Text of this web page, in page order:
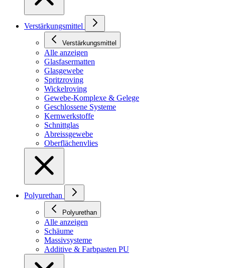
Verstärkungsmittel
Verstärkungsmittel
Alle anzeigen
Glasfasermatten
Glasgewebe
Spritzroving
Wickelroving
Gewebe-Komplexe & Gelege
Geschlossene Systeme
Kernwerkstoffe
Schnittglas
Abreissgewebe
Oberflächenvlies
Polyurethan
Polyurethan
Alle anzeigen
Schäume
Massivsysteme
Additive & Farbpasten PU